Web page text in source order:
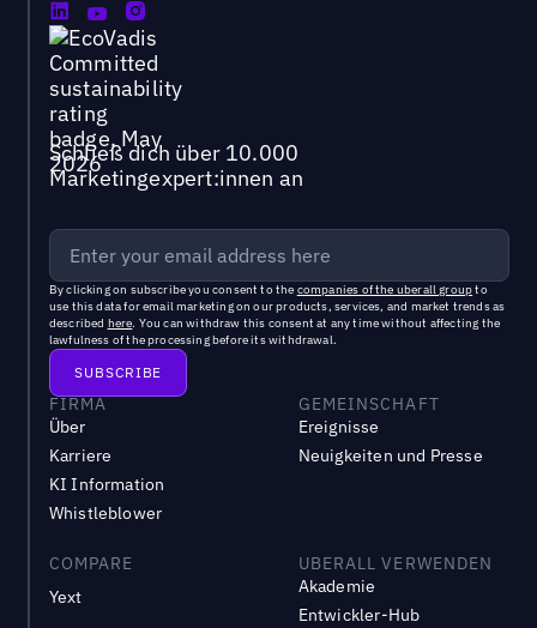
Schließ dich über 10.000
Marketingexpert:innen an
By clicking on subscribe you consent to the companies of the uberall groupto
use this data for email marketing on our products, services, and market trends as
described here. You can withdraw this consent at any time without affecting the
lawfulness of the processing before its withdrawal.
FIRMA
Über
Karriere
KI Information
Whistleblower
GEMEINSCHAFT
Ereignisse
Neuigkeiten und Presse
COMPARE
Yext
UBERALL VERWENDEN
Akademie
Entwickler-Hub